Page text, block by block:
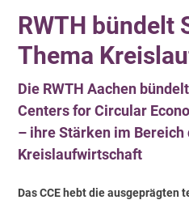
RWTH bündelt
Thema
Die RWTH Aachen
Centers for Circular
– ihre Stärken im Bereich
Kreislaufwirtschaft
Das CCE hebt die ausgeprägten